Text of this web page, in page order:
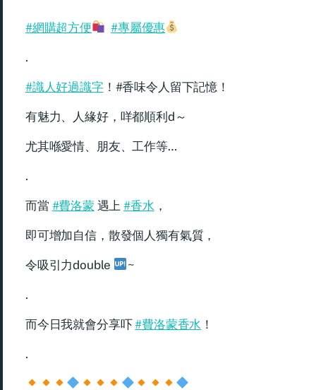
#網購超方便 #專屬優惠
.
#識人好過識字！#香味令人留下記憶！
有魅力、人緣好，咩都順利d～
尤其喺愛情、朋友、工作等…
.
而當 #費洛蒙遇上#香水 ，
即可增加自信，散發個人獨有氣質，
令吸引力double ~
.
而今日我就會分享吓#費洛蒙香水 ！
.